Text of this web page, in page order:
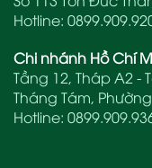
Hotline:
Chi nhánh Hồ Chí
Tầng 12, Tháp A2 -
Tháng Tám,
Hotline: